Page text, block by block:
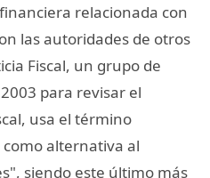
relacionada con
las autoridades de otros
Fiscal, un grupo de
para revisar el
usa el término
alternativa al
siendo este último más